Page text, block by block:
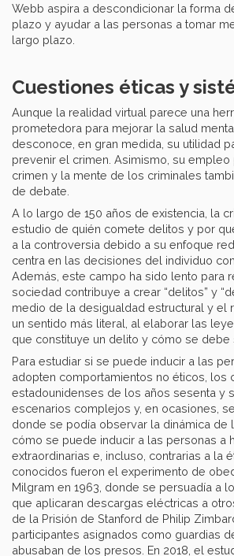
Webb aspira a descondicionar la forma
plazo y ayudar a las personas a tomar
largo plazo.
Cuestiones éticas y
Aunque la realidad virtual parece una
prometedora para mejorar la salud
desconoce, en gran medida, su utilidad
prevenir el crimen. Asimismo, su empleo
crimen y la mente de los criminales
de debate.
A lo largo de 150 años de existencia, la
estudio de quién comete delitos y por
a la controversia debido a su enfoque
centra en las decisiones del individuo
Además, este campo ha sido lento para
sociedad contribuye a crear “delitos” y
medio de la desigualdad estructural y el
un sentido más literal, al elaborar las
que constituye un delito y cómo se debe
Para estudiar si se puede inducir a las
adopten comportamientos no éticos, los
estadounidenses de los años sesenta y
escenarios complejos y, en ocasiones,
donde se podía observar la dinámica de
cómo se puede inducir a las personas a
extraordinarias e, incluso, contrarias a la
conocidos fueron el experimento de
Milgram en 1963, donde se persuadía a
que aplicaran descargas eléctricas a
de la Prisión de Stanford de Philip
participantes asignados como guardias
abusaban de los presos. En 2018, el